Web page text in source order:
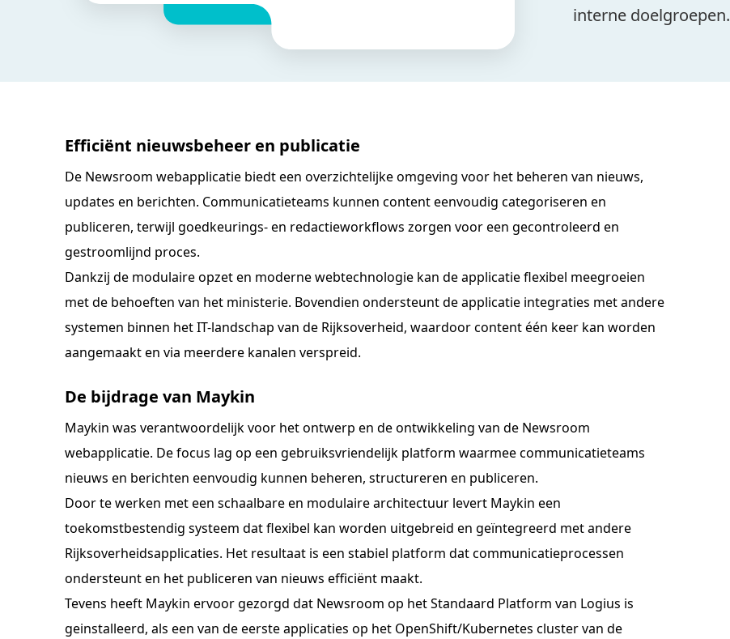
interne doelgroepen.
Efficiënt nieuwsbeheer en publicatie
De Newsroom webapplicatie biedt een overzichtelijke omgeving voor het beheren van nieuws,
updates en berichten. Communicatieteams kunnen content eenvoudig categoriseren en
publiceren, terwijl goedkeurings- en redactieworkflows zorgen voor een gecontroleerd en
gestroomlijnd proces.
Dankzij de modulaire opzet en moderne webtechnologie kan de applicatie flexibel meegroeien
met de behoeften van het ministerie. Bovendien ondersteunt de applicatie integraties met andere
systemen binnen het IT-landschap van de Rijksoverheid, waardoor content één keer kan worden
aangemaakt en via meerdere kanalen verspreid.
De bijdrage van Maykin
Maykin was verantwoordelijk voor het ontwerp en de ontwikkeling van de Newsroom
webapplicatie. De focus lag op een gebruiksvriendelijk platform waarmee communicatieteams
nieuws en berichten eenvoudig kunnen beheren, structureren en publiceren.
Door te werken met een schaalbare en modulaire architectuur levert Maykin een
toekomstbestendig systeem dat flexibel kan worden uitgebreid en geïntegreerd met andere
Rijksoverheidsapplicaties. Het resultaat is een stabiel platform dat communicatieprocessen
ondersteunt en het publiceren van nieuws efficiënt maakt.
Tevens heeft Maykin ervoor gezorgd dat Newsroom op het Standaard Platform van Logius is
geinstalleerd, als een van de eerste applicaties op het OpenShift/Kubernetes cluster van de